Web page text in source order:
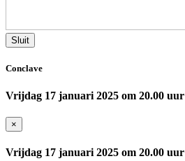
Sluit
Conclave
Vrijdag 17 januari 2025 om 20.00 uur
×
Vrijdag 17 januari 2025 om 20.00 uur